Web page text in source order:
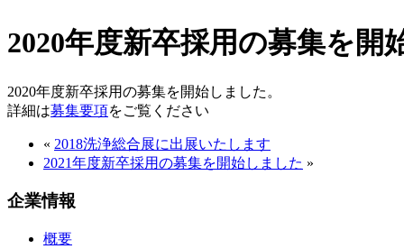
2020年度新卒採用の募集を開
2020年度新卒採用の募集を開始しました。
詳細は募集要項をご覧ください
« 2018洗浄総合展に出展いたします
2021年度新卒採用の募集を開始しました »
企業情報
概要